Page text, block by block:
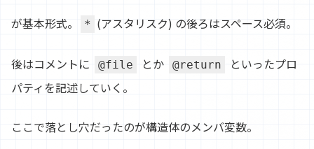
が基本形式。 * (アスタリスク) の後ろはスペース必須。
後はコメントに @file とか @return
といったプロ
パティを記述していく。
ここで落とし穴だったのが構造体のメンバ変数。